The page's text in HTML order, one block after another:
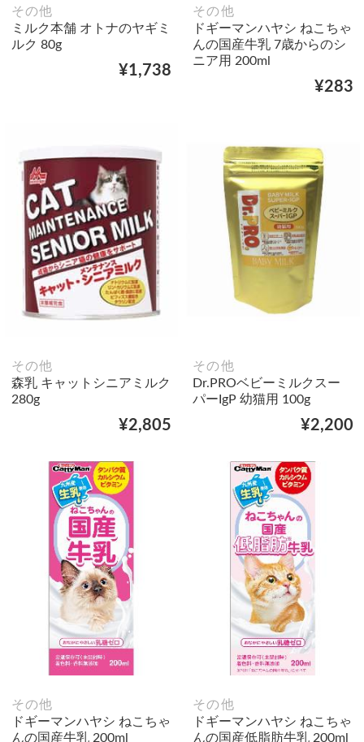
その他
ミルク本舗 オトナのヤギミ
ルク 80g
¥1,738
その他
ドギーマンハヤシ ねこちゃ
んの国産牛乳 7歳からのシ
ニア用 200ml
¥283
その他
森乳 キャットシニアミルク
280g
¥2,805
その他
Dr.PROベビーミルクスー
パーIgP 幼猫用 100g
¥2,200
その他
ドギーマンハヤシ ねこちゃ
んの国産牛乳 200ml
その他
ドギーマンハヤシ ねこちゃ
んの国産低脂肪牛乳 200ml